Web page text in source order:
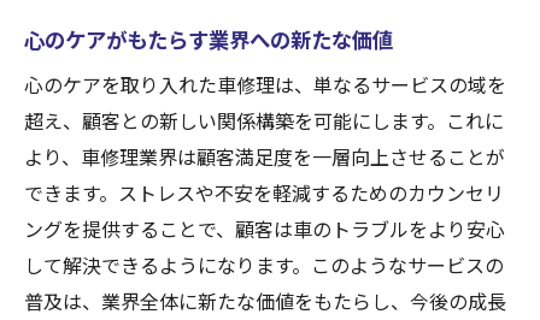
心のケアがもたらす業界への新たな価値
心のケアを取り入れた車修理は、単なるサービスの域を
超え、顧客との新しい関係構築を可能にします。これに
より、車修理業界は顧客満足度を一層向上させることが
できます。ストレスや不安を軽減するためのカウンセリ
ングを提供することで、顧客は車のトラブルをより安心
して解決できるようになります。このようなサービスの
普及は、業界全体に新たな価値をもたらし、今後の成長